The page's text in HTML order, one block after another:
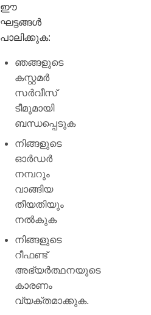
ഈ
ഘട്ടങ്ങൾ
പാലിക്കുക:
ഞങ്ങളുടെ
കസ്റ്റമർ
സർവീസ്
ടീമുമായി
ബന്ധപ്പെടുക
നിങ്ങളുടെ
ഓർഡർ
നമ്പറും
വാങ്ങിയ
തീയതിയും
നൽകുക
നിങ്ങളുടെ
റീഫണ്ട്
അഭ്യർത്ഥനയുടെ
കാരണം
വ്യക്തമാക്കുക.